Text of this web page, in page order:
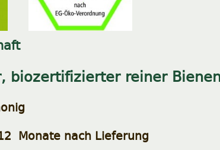
biozertifizierter reiner
Monate nach Lieferung